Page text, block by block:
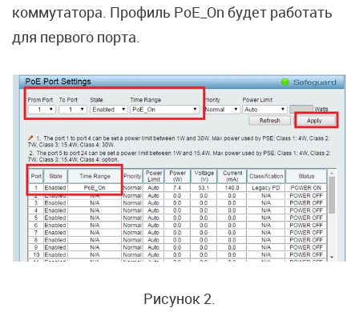
коммутатора. Профиль PoE_On будет работать
для первого порта.
Рисунок 2.